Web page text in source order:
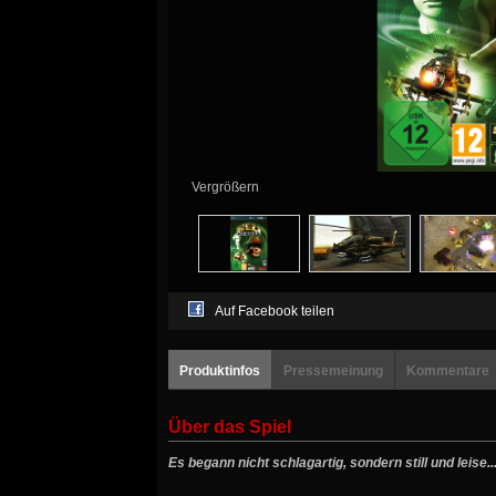
Vergrößern
Auf Facebook teilen
Produktinfos Pressemeinung Kommentare
Über das Spiel
Es begann nicht schlagartig, sondern still und leise...